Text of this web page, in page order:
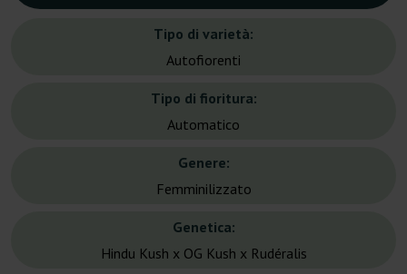
Tipo di varietà:
Autofiorenti
Tipo di fioritura:
Automatico
Genere:
Femminilizzato
Genetica:
Hindu Kush x OG Kush x Rudéralis